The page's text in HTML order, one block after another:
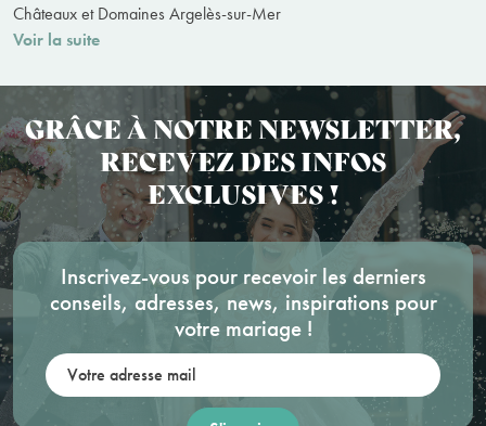
Châteaux et Domaines Argelès-sur-Mer
Voir la suite
GRÂCE À NOTRE NEWSLETTER,
RECEVEZ DES INFOS
EXCLUSIVES !
Inscrivez-vous pour recevoir les derniers
conseils, adresses, news, inspirations pour
votre mariage !